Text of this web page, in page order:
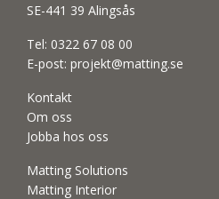
SE-441 39 Alingsås
Tel: 0322 67 08 00
E-post: projekt@matting.se
Kontakt
Om oss
Jobba hos oss
Matting Solutions
Matting Interior